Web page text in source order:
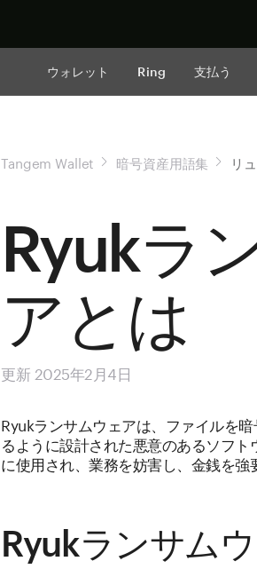
ウォレット Ring 支払う
Tangem Wallet 暗号資産用語集 リ
Ryukラ
アとは
更新 2025年2月4日
Ryukランサムウェアは、ファイルを
るように設計された悪意のあるソフ
に使用され、業務を妨害し、金銭を強
Ryukランサム